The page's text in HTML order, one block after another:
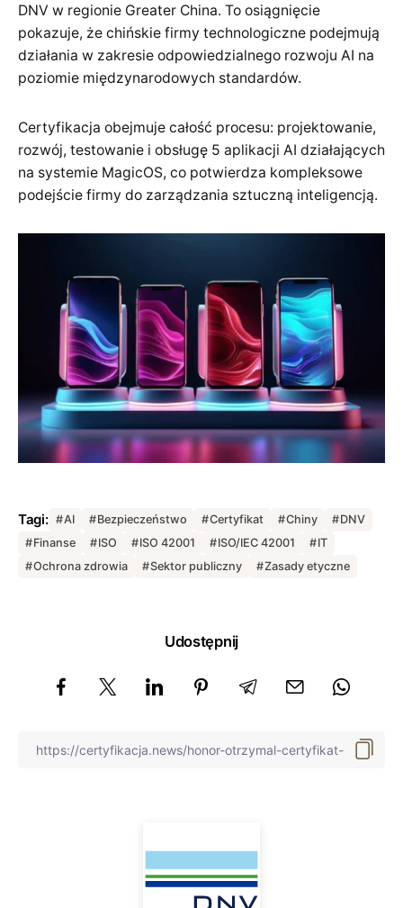
DNV w regionie Greater China. To osiągnięcie
pokazuje, że chińskie firmy technologiczne podejmują
działania w zakresie odpowiedzialnego rozwoju AI na
poziomie międzynarodowych standardów.
Certyfikacja obejmuje całość procesu: projektowanie,
rozwój, testowanie i obsługę 5 aplikacji AI działających
na systemie MagicOS, co potwierdza kompleksowe
podejście firmy do zarządzania sztuczną inteligencją.
Tagi: AI Bezpieczeństwo Certyfikat Chiny
DNV
Finanse
ISO ISO 42001 ISO/IEC 42001
IT
Ochrona zdrowia
Sektor publiczny Zasady etyczne
Udostępnij